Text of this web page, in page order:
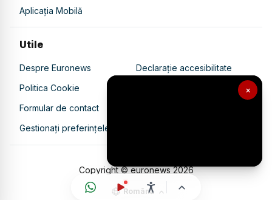
×
Aplicația Mobilă
Utile
Despre Euronews
Declarație accesibilitate
Politica Cookie
Politica de confidențialitate
Formular de contact
Gestionați preferințele
Copyright © euronews2026
Română